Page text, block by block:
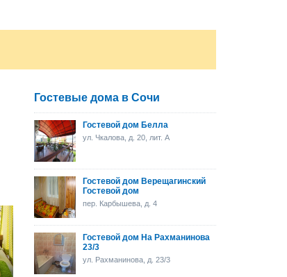
Гостевые дома в Сочи
Гостевой дом Белла
ул. Чкалова, д. 20, лит. А
Гостевой дом Верещагинский
Гостевой дом
пер. Карбышева, д. 4
Гостевой дом На Рахманинова
23/3
ул. Рахманинова, д. 23/3